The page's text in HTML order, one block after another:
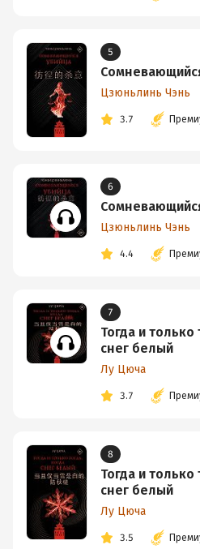
5
Цзюньлинь Чэнь
3.7
6
Цзюньлинь Чэнь
4.4
7
Тогда и только
снег белый
Лу Цюча
3.7
8
Тогда и только
снег белый
Лу Цюча
3.5